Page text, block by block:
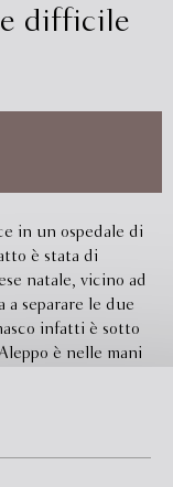
difficile
in un ospedale di
è stata di
natale, vicino ad
separare le due
infatti è sotto
è nelle mani
condivide con il
della